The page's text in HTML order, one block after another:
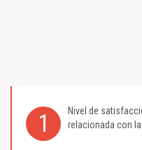
1 Nivel de
relacionada con